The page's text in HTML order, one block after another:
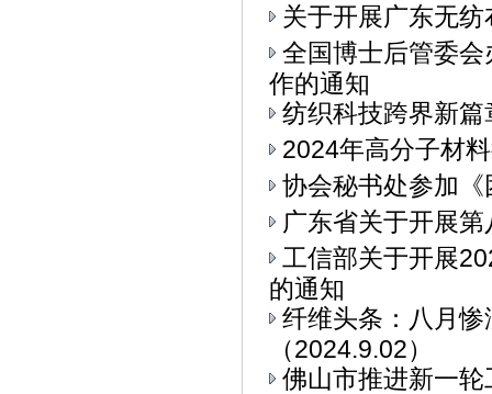
关于开展广东无
全国博士后管委
作的通知
纺织科技跨界新
2024年高分子材
协会秘书处参加
广东省关于开展
工信部关于开展
的通知
纤维头条：八月
（2024.9.02）
佛山市推进新一